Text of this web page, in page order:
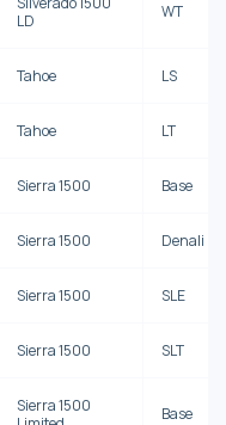
LD
WT
Tahoe LS
Tahoe LT
Sierra 1500 Base
Sierra 1500 Denali
Sierra 1500 SLE
Sierra 1500 SLT
Sierra 1500
Base